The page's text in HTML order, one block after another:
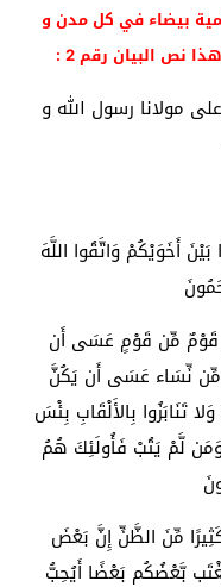
بيضاء في كل مدن و
مولانا رسول الله و
أَخَوَيْكُمْ وَاتَّقُوا اللَّهَ
قَوْمٌ مِّن قَوْمٍ عَسَى أَن
مِّن نِّسَاء عَسَى أَن يَكُنَّ
تَنَابَزُوا بِالأَلْقَابِ بِئْسَ
لَّمْ يَتُبْ فَأُولَئِكَ هُمُ
كَثِيرًا مِّنَ الظَّنِّ إِنَّ بَعْضَ
بَّعْضُكُم بَعْضًا أَيُحِبُّ